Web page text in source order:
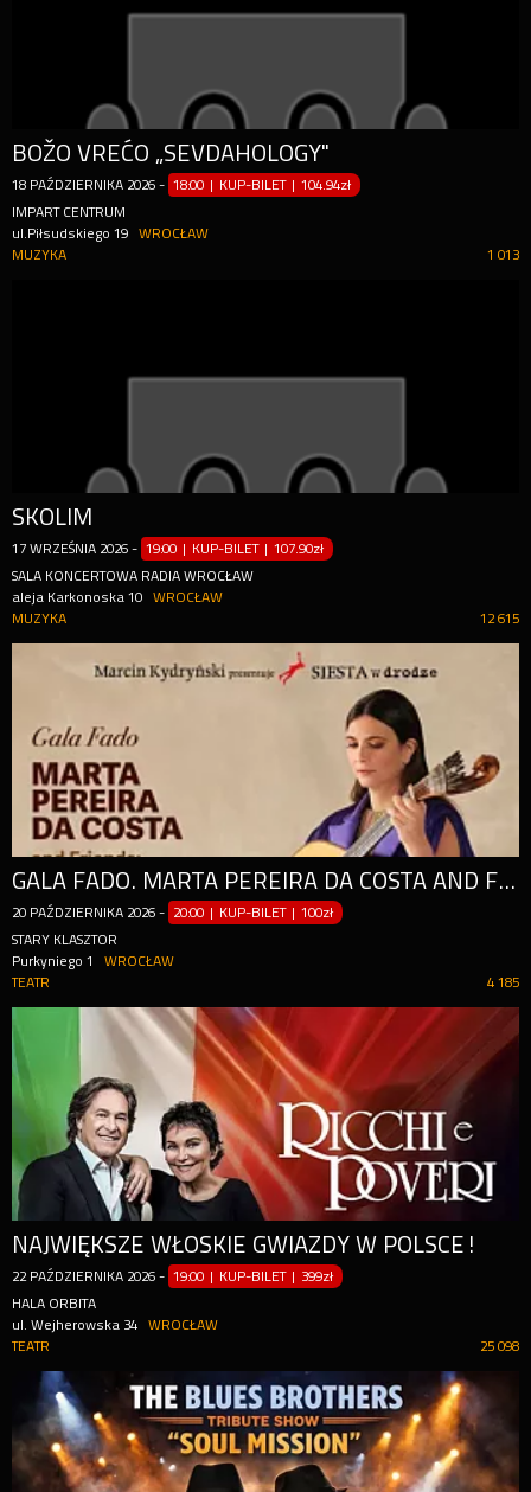
BOŽO VREĆO „SEVDAHOLOGY"
18 PAŹDZIERNIKA 2026 - 18:00 | KUP-BILET |104.94zł
IMPART CENTRUM
ul.Piłsudskiego 19
WROCŁAW
1 013
MUZYKA
SKOLIM
17 WRZEŚNIA 2026 - 19:00 | KUP-BILET |107.90zł
SALA KONCERTOWA RADIA WROCŁAW
aleja Karkonoska 10
WROCŁAW
12 615
MUZYKA
GALA FADO. MARTA PEREIRA DA COSTA AND FRIENDS: NANI MEDEIROS & DUARTE
20 PAŹDZIERNIKA 2026 - 20:00 | KUP-BILET |100zł
STARY KLASZTOR
Purkyniego 1
WROCŁAW
4 185
TEATR
NAJWIĘKSZE WŁOSKIE GWIAZDY W POLSCE!
22 PAŹDZIERNIKA 2026 - 19:00 | KUP-BILET | 399zł
HALA ORBITA
ul. Wejherowska 34
WROCŁAW
25 098
TEATR